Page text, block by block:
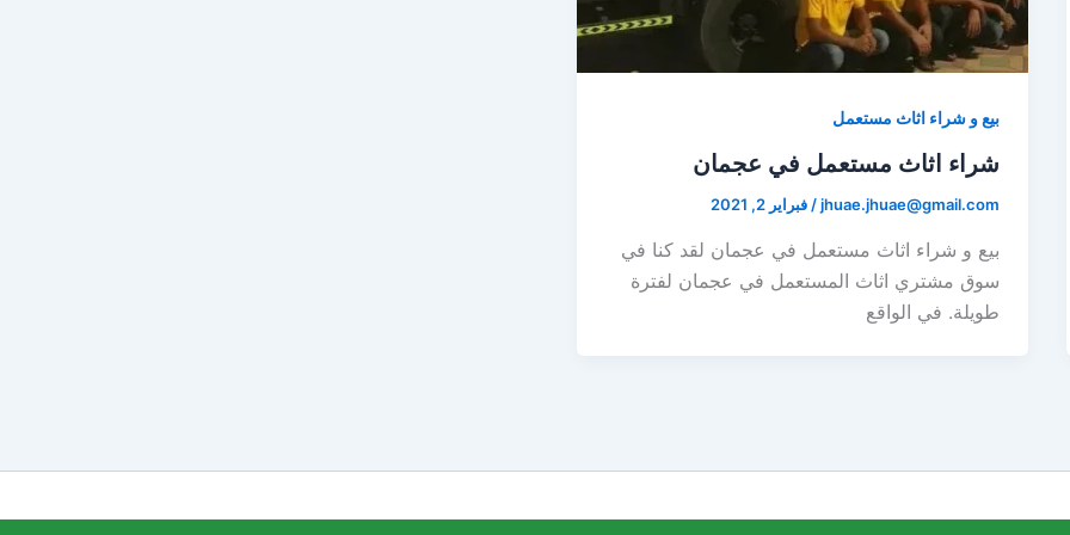
بيع و شراء اثاث مستعمل
شراء اثاث مستعمل في عجمان
jhuae.jhuae@gmail.com
/فبراير 2, 2021
بيع و شراء اثاث مستعمل في عجمان لقد كنا في
سوق مشتري اثاث المستعمل في عجمان لفترة
طويلة. في الواقع